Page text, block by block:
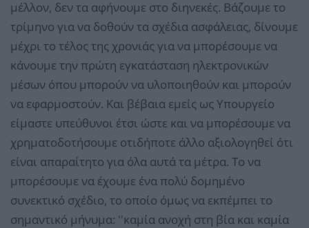
μέλλον, δεν τα αφήνουμε στο διηνεκές. Βάζουμε το
τρίμηνο για να δοθούν τα σχέδια ασφάλειας, δίνουμε
μέχρι το τέλος της χρονιάς για να μπορέσουμε να
κάνουμε την πρώτη εγκατάσταση ηλεκτρονικών
μέσων όπου μπορούν να υλοποιηθούν και μπορούν
να εφαρμοστούν. Και βέβαια εμείς ως Υπουργείο
είμαστε υπεύθυνοι έτσι ώστε και να μπορέσουμε να
χρηματοδοτήσουμε οτιδήποτε άλλο αξιολογηθεί ότι
είναι απαραίτητο για όλα αυτά τα μέτρα. Το να
μπορέσουμε να έχουμε ένα πολύ δομημένο
συνεκτικό σχέδιο, το οποίο όμως να εκπέμπει το
σημαντικό μήνυμα: ''καμία ανοχή στη βία και καμία